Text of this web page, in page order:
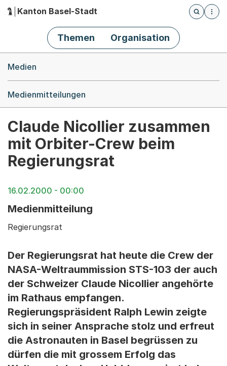
Hauptnavigation
Kanton Basel-Stadt
Öffnet
Themen Organisation
Medien
Medienmitteilungen
Claude Nicollier zusammen
mit Orbiter-Crew beim
Regierungsrat
16.02.2000 - 00:00
Medienmitteilung
Regierungsrat
Der Regierungsrat hat heute die Crew der
NASA-Weltraummission STS-103 der auch
der Schweizer Claude Nicollier angehörte
im Rathaus empfangen.
Regierungspräsident Ralph Lewin zeigte
sich in seiner Ansprache stolz und erfreut
die Astronauten in Basel begrüssen zu
dürfen die mit grossem Erfolg das